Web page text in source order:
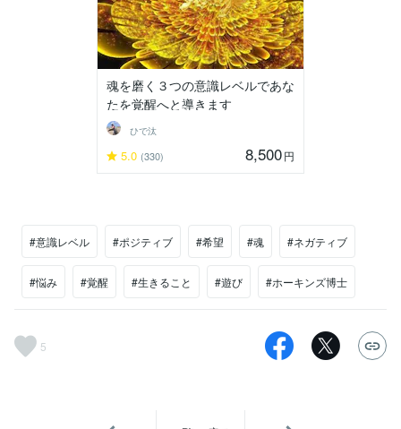
魂を磨く３つの意識レベルであな
たを覚醒へと導きます
ひで汰
5.0 (330) 8,500円
#意識レベル #ポジティブ #希望 #魂 #ネガティブ
#悩み #覚醒 #生きること #遊び #ホーキンズ博士
5